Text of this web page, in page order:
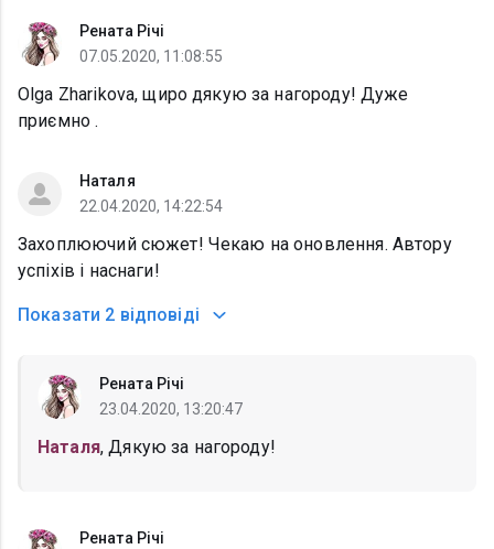
Рената Річі
07.05.2020, 11:08:55
Olga Zharikova, щиро дякую за нагороду! Дуже
приємно .
Наталя
22.04.2020, 14:22:54
Захоплюючий сюжет! Чекаю на оновлення. Автору
успіхів і наснаги!
Показати 2 відповіді
Рената Річі
23.04.2020, 13:20:47
Наталя, Дякую за нагороду!
Рената Річі